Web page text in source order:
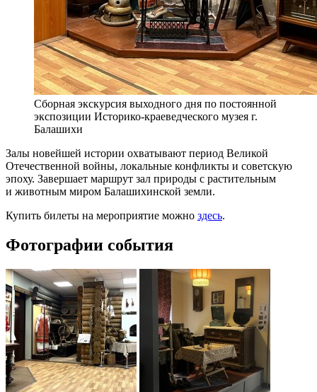
Сборная экскурсия выходного дня по постоянной
экспозиции Историко-краеведческого музея г.
Балашихи
Залы новейшей истории охватывают период Великой
Отечественной войны, локальные конфликты и советскую
эпоху. Завершает маршрут зал природы с растительным
и животным миром Балашихинской земли.
Купить билеты на мероприятие можно здесь.
Фотографии события